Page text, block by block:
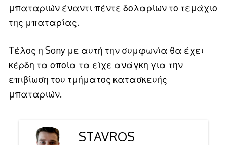
μπαταριών έναντι πέντε δολαρίων το τεμάχιο
της μπαταρίας.
Τέλος η Sony με αυτή την συμφωνία θα έχει
κέρδη τα οποία τα είχε ανάγκη για την
επιβίωση του τμήματος κατασκευής
μπαταριών.
STAVROS